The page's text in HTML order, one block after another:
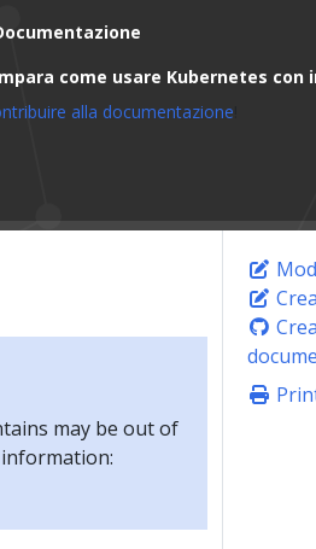
come usare Kubernetes
alla documentazione
may be out of